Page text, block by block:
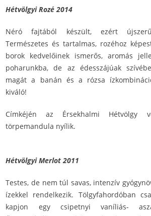
Hétvölgyi Rozé 2014
Néró fajtából készült, ezért
Természetes és tartalmas, rozéhoz
borok kedvelőinek ismerős, aromás
poharunkba, de az édesszájúak
magát a banán és a rózsa
kiváló!
Címkéjén az Érsekhalmi Hétvölgy
törpemandula nyílik.
Hétvölgyi Merlot 2011
Testes, de nem túl savas, intenzív
ízekkel rendelkezik. Tölgyfahordóban
kapjon egy csipetnyi vaníliás-